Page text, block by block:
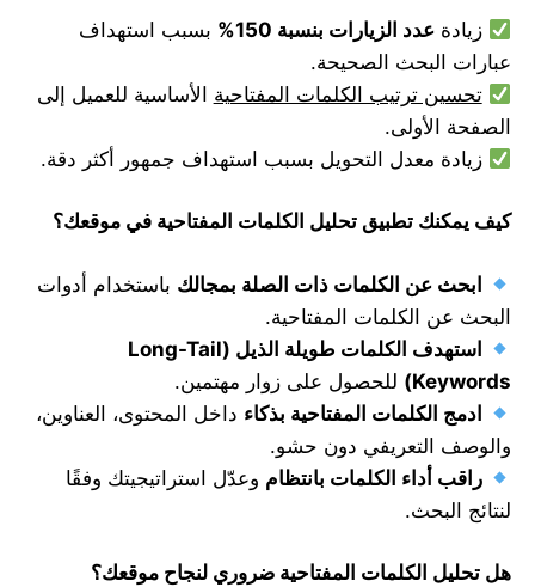
زيادةعدد الزيارات بنسبة 150 % بسبب استهداف
عبارات البحث الصحيحة.
تحسين ترتيب الكلمات المفتاحية الأساسية للعميل إلى
الصفحة الأولى.
زيادة معدل التحويل بسبب استهداف جمهور أكثر دقة.
كيف يمكنك تطبيق تحليل الكلمات المفتاحية في موقعك؟
ابحث عن الكلمات ذات الصلة بمجالك باستخدام أدوات
البحث عن الكلمات المفتاحية.
استهدف الكلمات طويلة الذيل
(Long-Tail
Keywords)
للحصول على زوار مهتمين.
ادمج الكلمات المفتاحية بذكاء داخل المحتوى، العناوين،
والوصف التعريفي دون حشو.
راقب أداء الكلمات بانتظام وعدّل استراتيجيتك وفقًا
لنتائج البحث.
هل تحليل الكلمات المفتاحية ضروري لنجاح موقعك؟